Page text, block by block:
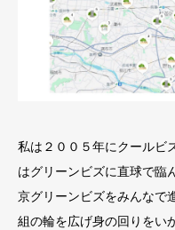
私は２００５年にクールビ
はグリーンビズに直球で臨
京グリーンビズをみんなで
組の輪を広げ身の回りをい